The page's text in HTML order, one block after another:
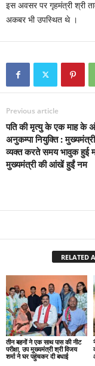
इस अवसर पर गृहमंत्री श्री
अकबर भी उपस्थित थे ।
Previous article
पति की मृत्यु के एक माह के
अनुकम्पा नियुक्ति :
व्यक्त करते समय भावुक हुई
मुख्यमंत्री की आंखें हुईं नम
RELATED
तीन बहनों ने एक साथ पास की नीट
परीक्षा, उप मुख्यमंत्री श्री विजय
शर्मा ने घर पहुंचकर दी बधाई